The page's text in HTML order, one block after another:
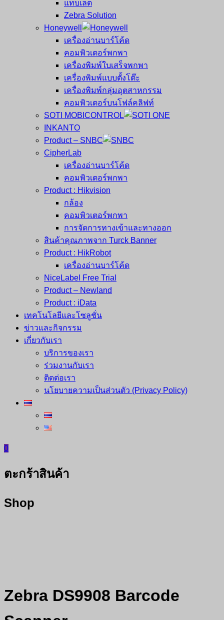
แท็บเล็ต
Zebra Solution
Honeywell
เครื่องอ่านบาร์โค้ด
คอมพิวเตอร์พกพา
เครื่องพิมพ์ใบเสร็จพกพา
เครื่องพิมพ์แบบตั้งโต๊ะ
เครื่องพิมพ์กลุ่มอุตสาหกรรม
คอมพิวเตอร์บนโฟล์คลิฟท์
SOTI MOBICONTROL
INKANTO
Product – SNBC
CipherLab
เครื่องอ่านบาร์โค้ด
คอมพิวเตอร์พกพา
Product : Hikvision
กล้อง
คอมพิวเตอร์พกพา
การจัดการทางเข้าและทางออก
สินค้าคุณภาพจาก Turck Banner
Product : HikRobot
เครื่องอ่านบาร์โค้ด
NiceLabel Free Trial
Product – Newland
Product : iData
เทคโนโลยีและโซลูชั่น
ข่าวและกิจกรรม
เกี่ยวกับเรา
บริการของเรา
ร่วมงานกับเรา
ติดต่อเรา
นโยบายความเป็นส่วนตัว (Privacy Policy)
0
ตะกร้าสินค้า
Shop
Zebra DS9908 Barcode